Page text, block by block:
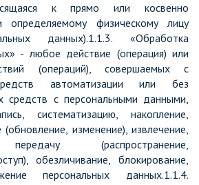
к прямо или косвенно
определяемому физическому лицу
данных).1.1.3. «Обработка
- любое действие (операция) или
(операций), совершаемых с
автоматизации или без
средств с персональными данными,
систематизацию, накопление,
изменение), извлечение,
(распространение,
обезличивание, блокирование,
персональных данных.1.1.4.